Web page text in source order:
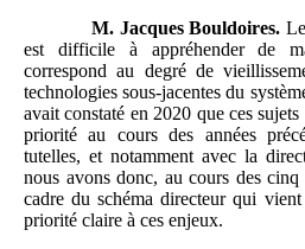
M. Jacques Bouldoires.
est difficile à appréhender de
correspond au degré de
technologies sous‑jacentes du
avait constaté en 2020 que ces
priorité au cours des années
tutelles, et notamment avec la
nous avons donc, au cours des cinq
cadre du schéma directeur qui vient
priorité claire à ces enjeux.